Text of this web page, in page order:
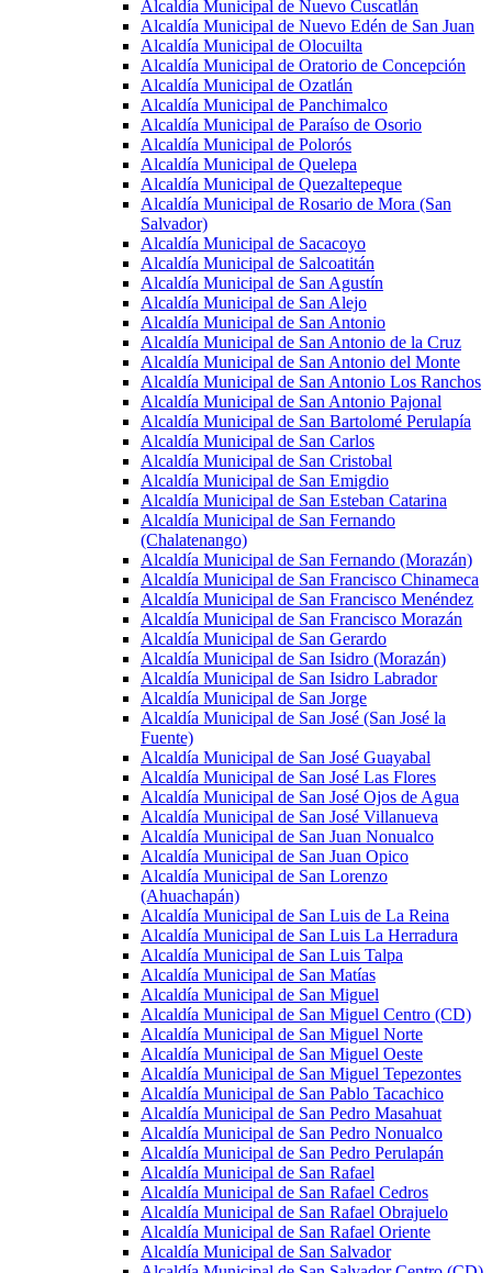
Alcaldía Municipal de Nuevo Cuscatlán
Alcaldía Municipal de Nuevo Edén de San Juan
Alcaldía Municipal de Olocuilta
Alcaldía Municipal de Oratorio de Concepción
Alcaldía Municipal de Ozatlán
Alcaldía Municipal de Panchimalco
Alcaldía Municipal de Paraíso de Osorio
Alcaldía Municipal de Polorós
Alcaldía Municipal de Quelepa
Alcaldía Municipal de Quezaltepeque
Alcaldía Municipal de Rosario de Mora (San
Salvador)
Alcaldía Municipal de Sacacoyo
Alcaldía Municipal de Salcoatitán
Alcaldía Municipal de San Agustín
Alcaldía Municipal de San Alejo
Alcaldía Municipal de San Antonio
Alcaldía Municipal de San Antonio de la Cruz
Alcaldía Municipal de San Antonio del Monte
Alcaldía Municipal de San Antonio Los Ranchos
Alcaldía Municipal de San Antonio Pajonal
Alcaldía Municipal de San Bartolomé Perulapía
Alcaldía Municipal de San Carlos
Alcaldía Municipal de San Cristobal
Alcaldía Municipal de San Emigdio
Alcaldía Municipal de San Esteban Catarina
Alcaldía Municipal de San Fernando
(Chalatenango)
Alcaldía Municipal de San Fernando (Morazán)
Alcaldía Municipal de San Francisco Chinameca
Alcaldía Municipal de San Francisco Menéndez
Alcaldía Municipal de San Francisco Morazán
Alcaldía Municipal de San Gerardo
Alcaldía Municipal de San Isidro (Morazán)
Alcaldía Municipal de San Isidro Labrador
Alcaldía Municipal de San Jorge
Alcaldía Municipal de San José (San José la
Fuente)
Alcaldía Municipal de San José Guayabal
Alcaldía Municipal de San José Las Flores
Alcaldía Municipal de San José Ojos de Agua
Alcaldía Municipal de San José Villanueva
Alcaldía Municipal de San Juan Nonualco
Alcaldía Municipal de San Juan Opico
Alcaldía Municipal de San Lorenzo
(Ahuachapán)
Alcaldía Municipal de San Luis de La Reina
Alcaldía Municipal de San Luis La Herradura
Alcaldía Municipal de San Luis Talpa
Alcaldía Municipal de San Matías
Alcaldía Municipal de San Miguel
Alcaldía Municipal de San Miguel Centro (CD)
Alcaldía Municipal de San Miguel Norte
Alcaldía Municipal de San Miguel Oeste
Alcaldía Municipal de San Miguel Tepezontes
Alcaldía Municipal de San Pablo Tacachico
Alcaldía Municipal de San Pedro Masahuat
Alcaldía Municipal de San Pedro Nonualco
Alcaldía Municipal de San Pedro Perulapán
Alcaldía Municipal de San Rafael
Alcaldía Municipal de San Rafael Cedros
Alcaldía Municipal de San Rafael Obrajuelo
Alcaldía Municipal de San Rafael Oriente
Alcaldía Municipal de San Salvador